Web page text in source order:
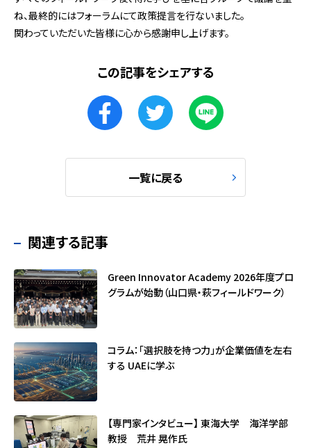
ね、最終的にはフォーラムにて政策提言を行ないました。
関わっていただいた皆様に心から感謝申し上げます。
この記事をシェアする
一覧に戻る
関連する記事
Green Innovator Academy 2026年度プロ
グラムが始動（山口県・萩フィールドワーク）
コラム：「選択肢を持つ力」が企業価値を左右
する ――UAEに学ぶ
【専門家インタビュー】 東海大学 海洋学部
教授 荒井 晃作氏